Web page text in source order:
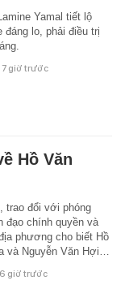
Yamal tiết lộ
đáng lo, phải điều trị
7 giờ trước
Hồ Văn
trao đổi với phóng
đạo chính quyền và
phương cho biết Hồ
và Nguyễn Văn Hợi…
6 giờ trước